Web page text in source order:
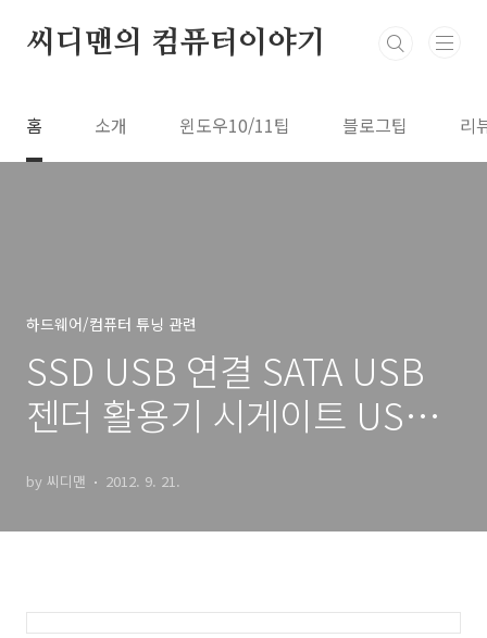
씨디맨의 컴퓨터이야기
홈 소개 윈도우10/11팁 블로그팁 리
하드웨어/컴퓨터 튜닝 관련
SSD USB 연결 SATA USB
젠더 활용기 시게이트 USB
by 씨디맨 2012. 9. 21.